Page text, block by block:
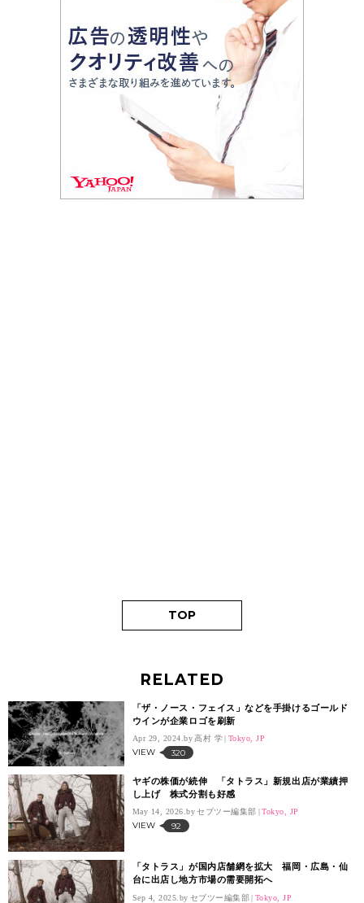
TOP
RELATED
「ザ・ノース・フェイス」などを手掛けるゴールド
ウインが企業ロゴを刷新
Apr 29, 2024. 高村 学 Tokyo, JP
VIEW 320
ヤギの株価が続伸 「タトラス」新規出店が業績押
し上げ 株式分割も好感
May 14, 2026. セブツー編集部 Tokyo, JP
VIEW 92
「タトラス」が国内店舗網を拡大 福岡・広島・仙
台に出店し地方市場の需要開拓へ
Sep 4, 2025. セブツー編集部 Tokyo, JP